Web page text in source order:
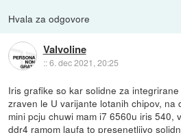
Hvala za odgovore
Valvoline
::6. dec 2021, 20:25
Iris grafike so kar solidne za
zraven le U varijante lotanih chipov, na
mini pcju chuwi mam i7 6560u iris 540,
ddr4 ramom laufa to presenetljivo